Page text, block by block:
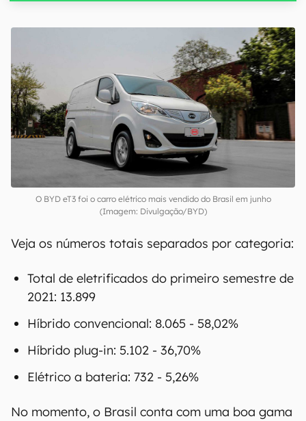
00:00/20:46
O BYD eT3 foi o carro elétrico mais vendido do Brasil em junho
(Imagem: Divulgação/BYD)
Veja os números totais separados por categoria: